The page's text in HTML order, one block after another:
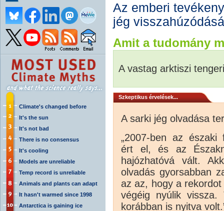
Climate's changed before
It's the sun
It's not bad
There is no consensus
It's cooling
Models are unreliable
Temp record is unreliable
Animals and plants can adapt
It hasn't warmed since 1998
Antarctica is gaining ice
Az emberi
jég
Amit a tudomány
A vastag arktiszi
Szkeptikus érvelések...
A sarki jég olvadása
„2007-ben az északi
ért el, és az
hajózhatóvá vált.
olvadás gyorsabban
az az, hogy a
végéig nyúlik vissza.
korábban is nyitva